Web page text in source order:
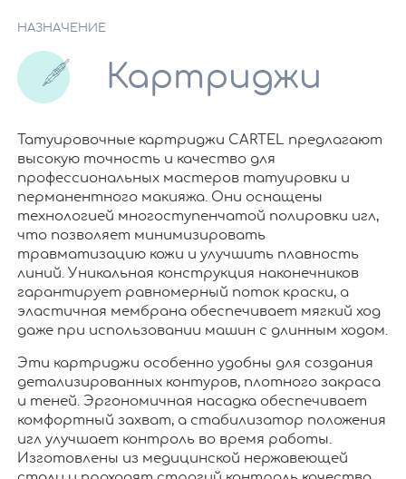
НАЗНАЧЕНИЕ
Картриджи
Татуировочные картриджи CARTEL предлагают
высокую точность и качество для
профессиональных мастеров татуировки и
перманентного макияжа. Они оснащены
технологией многоступенчатой полировки игл,
что позволяет минимизировать
травматизацию кожи и улучшить плавность
линий. Уникальная конструкция наконечников
гарантирует равномерный поток краски, а
эластичная мембрана обеспечивает мягкий ход
даже при использовании машин с длинным ходом.
Эти картриджи особенно удобны для создания
детализированных контуров, плотного закраса
и теней. Эргономичная насадка обеспечивает
комфортный захват, а стабилизатор положения
игл улучшает контроль во время работы.
Изготовлены из медицинской нержавеющей